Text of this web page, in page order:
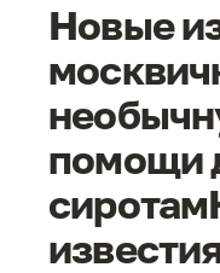
Новые
помощи